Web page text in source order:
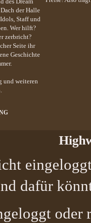
der Halle
Staff und
Wer hilft?
zerbricht?
Seite ihr
Geschichte
und weiteren
dafür
oder